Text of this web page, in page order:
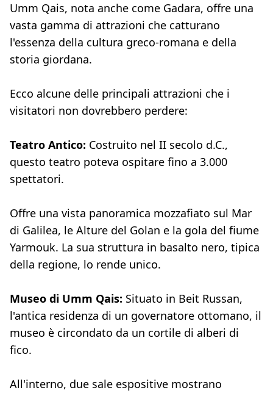
Umm Qais, nota anche come Gadara, offre una
vasta gamma di attrazioni che catturano
l'essenza della cultura greco-romana e della
storia giordana.
Ecco alcune delle principali attrazioni che i
visitatori non dovrebbero perdere:
Teatro Antico: Costruito nel II secolo d.C.,
questo teatro poteva ospitare fino a 3.000
spettatori.
Offre una vista panoramica mozzafiato sul Mar
di Galilea, le Alture del Golan e la gola del fiume
Yarmouk. La sua struttura in basalto nero, tipica
della regione, lo rende unico.
Museo di Umm Qais: Situato in Beit Russan,
l'antica residenza di un governatore ottomano, il
museo è circondato da un cortile di alberi di
fico.
All'interno, due sale espositive mostrano